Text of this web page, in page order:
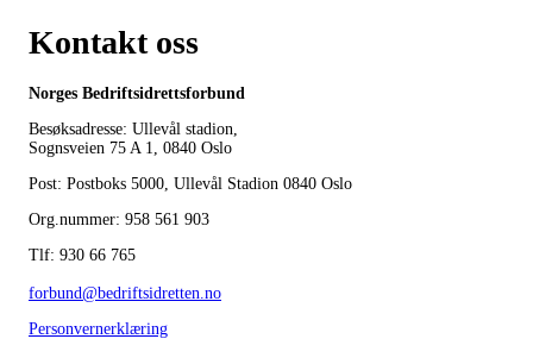
Kontakt oss
Norges Bedriftsidrettsforbund
Besøksadresse: Ullevål stadion,
Sognsveien 75 A 1, 0840 Oslo
Post: Postboks 5000, Ullevål Stadion 0840 Oslo
Org.nummer: 958 561 903
Tlf: 930 66 765
forbund@bedriftsidretten.no
Personvernerklæring